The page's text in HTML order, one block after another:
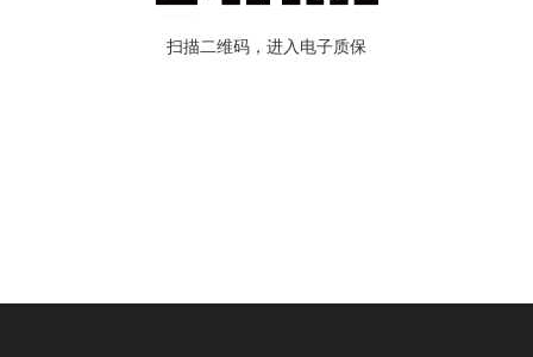
扫描二维码，进入电子质保